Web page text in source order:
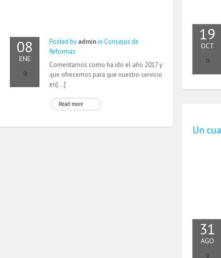
08
ENE
0
Posted by adminin Consejos de
Reformas
Comentamos como ha ido el año 2017 y
que ofrecemos para que nuestro servicio
en[…]
Read more
19
OCT
0
Un
31
AGO
0